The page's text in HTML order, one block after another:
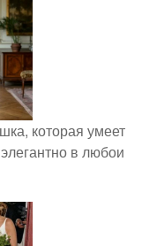
которая умеет
в любои